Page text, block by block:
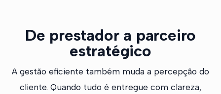
De prestador a parceiro
estratégico
A gestão eficiente também muda a percepção do
cliente. Quando tudo é entregue com clareza,